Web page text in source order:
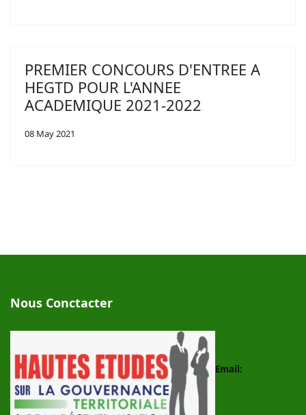
PREMIER CONCOURS D'ENTREE A
HEGTD POUR L'ANNEE
ACADEMIQUE 2021-2022
08 May 2021
Nous Conctacter
Email: